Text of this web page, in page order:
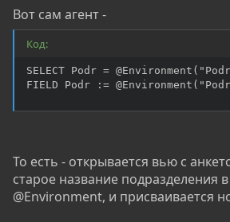
Вот сам агент -
Код:
SELECT Podr =
FIELD Podr :=
То есть - открывается вью с
старое название подразделения
@Environment, и присваивается